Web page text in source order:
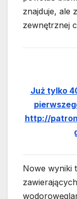
znajduje, ale
zewnętrznej
Już tylko
http://
Nowe wyniki